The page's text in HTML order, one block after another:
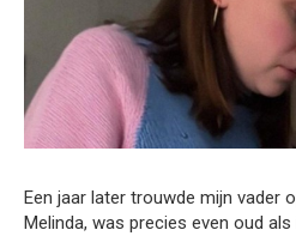
Een jaar later trouwde mijn vader
Melinda, was precies even oud